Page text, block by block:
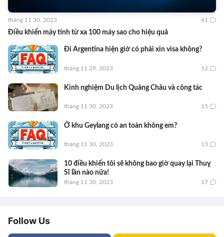
Điều khiển máy tính từ xa 100 máy sao cho hiệu quả
tháng 11 30, 2023 41
Đi Argentina hiện giờ có phải xin visa không?
tháng 11 29, 2023 12
Kinh nghiệm Du lịch Quảng Châu và công tác
tháng 11 30, 2023 15
Ở khu Geylang có an toàn không em?
tháng 11 30, 2023 13
10 điều khiến tôi sẽ không bao giờ quay lại Thuỵ
Sĩ lần nào nữa!
tháng 11 30, 2023 17
Follow Us